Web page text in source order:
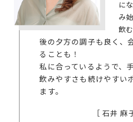
に
み
飲
後の夕方の調子も良く、
ることも！
私に合っているようで、
飲みやすさも続けやすい
ます。
［ 石井 麻